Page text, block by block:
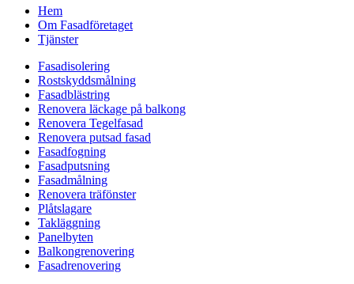
Hem
Om Fasadföretaget
Tjänster
Fasadisolering
Rostskyddsmålning
Fasadblästring
Renovera läckage på balkong
Renovera Tegelfasad
Renovera putsad fasad
Fasadfogning
Fasadputsning
Fasadmålning
Renovera träfönster
Plåtslagare
Takläggning
Panelbyten
Balkongrenovering
Fasadrenovering